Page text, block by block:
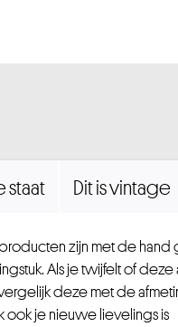
Dit is vintage
zijn met de
Als je twijfelt of
deze met de
ook je nieuwe lievelings is